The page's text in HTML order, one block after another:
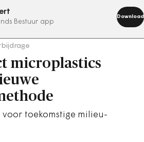
Bestuur app
Download
nu
microplastics
voor toekomstige milieu-